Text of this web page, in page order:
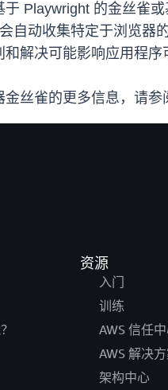
Playwright 的金丝雀
自动收集特定于浏览器
解决可能影响应用程序
丝雀的更多信息，请
资源
入门
训练
AWS 信任
AWS 解决
架构中心